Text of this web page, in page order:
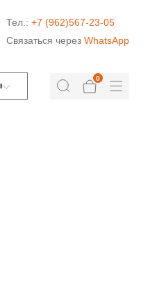
Тел.: +7 (962)567-23-05
Связаться через WhatsApp
0